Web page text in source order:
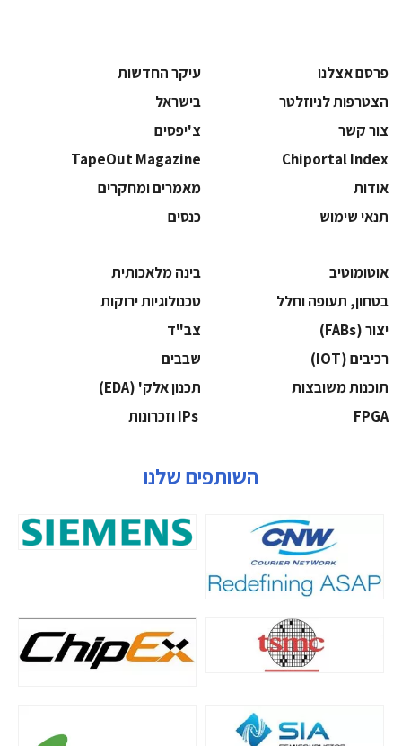
פרסם אצלנו
עיקר החדשות
הצטרפות לניוזלטר
בישראל
צור קשר
צ'יפסים
Chiportal Index
TapeOut Magazine
אודות
מאמרים ומחקרים
תנאי שימוש
כנסים
אוטומוטיב
בינה מלאכותית
בטחון, תעופה וחלל
‫טכנולוגיות ירוקות‬
‫יצור (‪(FABs‬‬
‫צב"ד‬
‫רכיבים‬ (IOT)
‫שבבים‬
‫תוכנות משובצות‬
‫תכנון אלק' (‪(EDA‬‬
‫‪FPGA‬‬
השותפים שלנו